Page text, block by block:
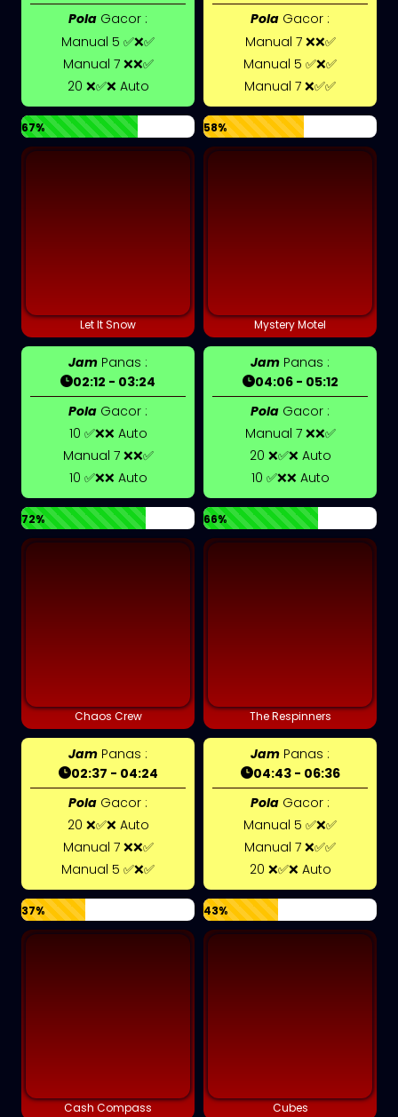
Pola Gacor :
Manual 5 ✅❌✅
Manual 7 ❌❌✅
20 ❌✅❌ Auto
67%
Pola Gacor :
Manual 7 ❌❌✅
Manual 5 ✅❌✅
Manual 7 ❌✅✅
58%
Let It Snow
Jam Panas :
02:12 - 03:24
Pola Gacor :
10 ✅❌❌ Auto
Manual 7 ❌❌✅
10 ✅❌❌ Auto
72%
Mystery Motel
Jam Panas :
04:06 - 05:12
Pola Gacor :
Manual 7 ❌❌✅
20 ❌✅❌ Auto
10 ✅❌❌ Auto
66%
Chaos Crew
Jam Panas :
02:37 - 04:24
Pola Gacor :
20 ❌✅❌ Auto
Manual 7 ❌❌✅
Manual 5 ✅❌✅
37%
The Respinners
Jam Panas :
04:43 - 06:36
Pola Gacor :
Manual 5 ✅❌✅
Manual 7 ❌✅✅
20 ❌✅❌ Auto
43%
Cash Compass Cubes